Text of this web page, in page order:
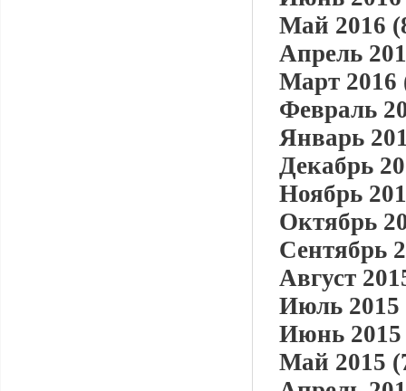
Май 2016
Апрель
Март 2016
Февраль
Январь
Декабрь
Ноябрь
Октябрь
Сентябрь
Август
Июль 2015
Июнь 2015
Май 2015